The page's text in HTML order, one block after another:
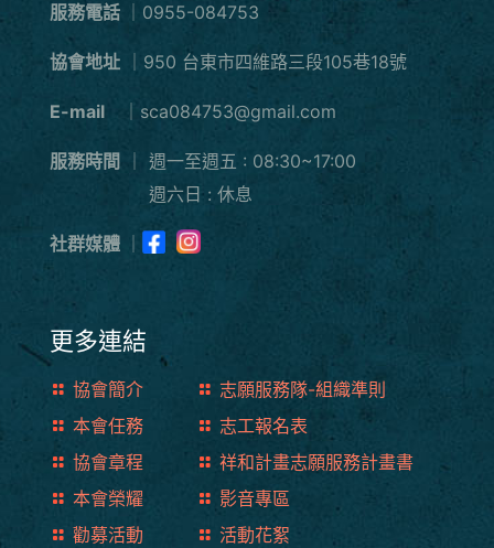
服務電話 ｜0955-084753
協會地址 ｜950 台東市四維路三段105巷18號
E-mail ｜sca084753@gmail.com
服務時間
週一至週五 : 08:30~17:00
週六日 : 休息
社群媒體
更多連結
協會簡介
志願服務隊-組織準則
本會任務
志工報名表
協會章程
祥和計畫志願服務計畫書
本會榮耀
影音專區
勸募活動
活動花絮